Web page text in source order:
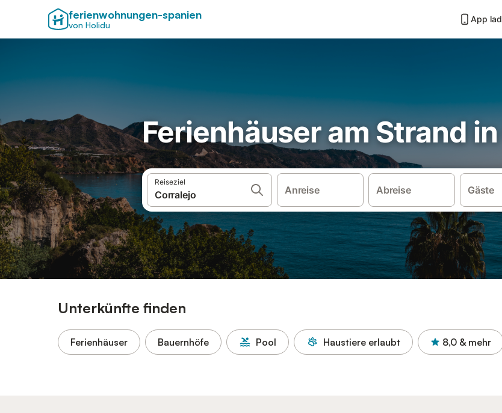
ferienwohnungen-spanien
von Holidu
App
Ferienhäuser am Strand
Reiseziel
Anreise Abreise Gäste
Unterkünfte finden
Ferienhäuser Bauernhöfe Pool Haustiere erlaubt 8,0 & mehr